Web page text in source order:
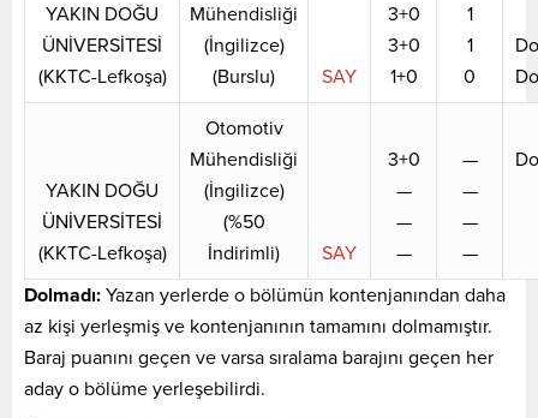
YAKIN DOĞU
ÜNİVERSİTESİ
(KKTC-Lefkoşa)
Mühendisliği
(İngilizce)
(Burslu)
SAY
3+0
3+0
1+0
1
1
0
YAKIN DOĞU
ÜNİVERSİTESİ
(KKTC-Lefkoşa)
Otomotiv
Mühendisliği
(İngilizce)
(%50
İndirimli)
SAY
3+0
—
—
—
—
—
—
—
Dolmadı: Yazan yerlerde o bölümün kontenjanından daha
az kişi yerleşmiş ve kontenjanının tamamını dolmamıştır.
Baraj puanını geçen ve varsa sıralama barajını geçen her
aday o bölüme yerleşebilirdi.